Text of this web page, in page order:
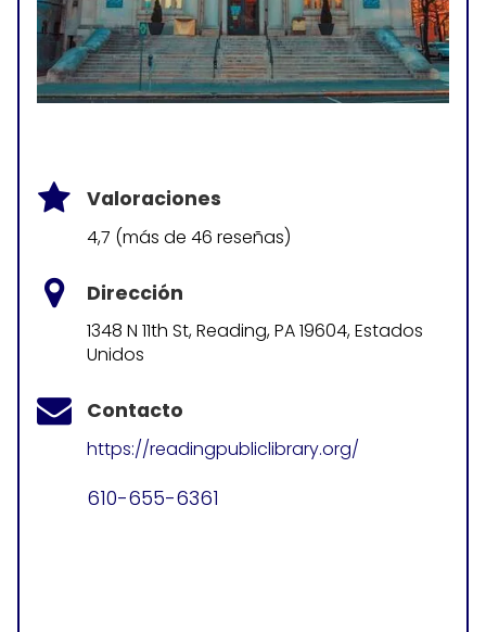
Valoraciones
4,7 (más de 46 reseñas)
Dirección
1348 N 11th St, Reading, PA 19604, Estados
Unidos
Contacto
https://readingpubliclibrary.org/
610-655-6361